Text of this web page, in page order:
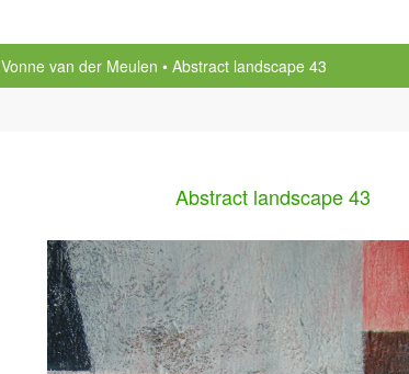
Vonne van der Meulen
Abstract landscape 43
Abstract landscape 43